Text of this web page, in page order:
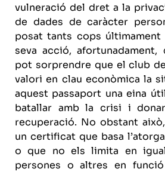
vulneració del dret a la
de dades de caràcter
posat tants cops
seva acció, afortunadament,
pot sorprendre que el club
valori en clau econòmica la
aquest passaport una eina
batallar amb la crisi i
recuperació. No obstant
un certificat que basa
o que no els limita en
persones o altres en